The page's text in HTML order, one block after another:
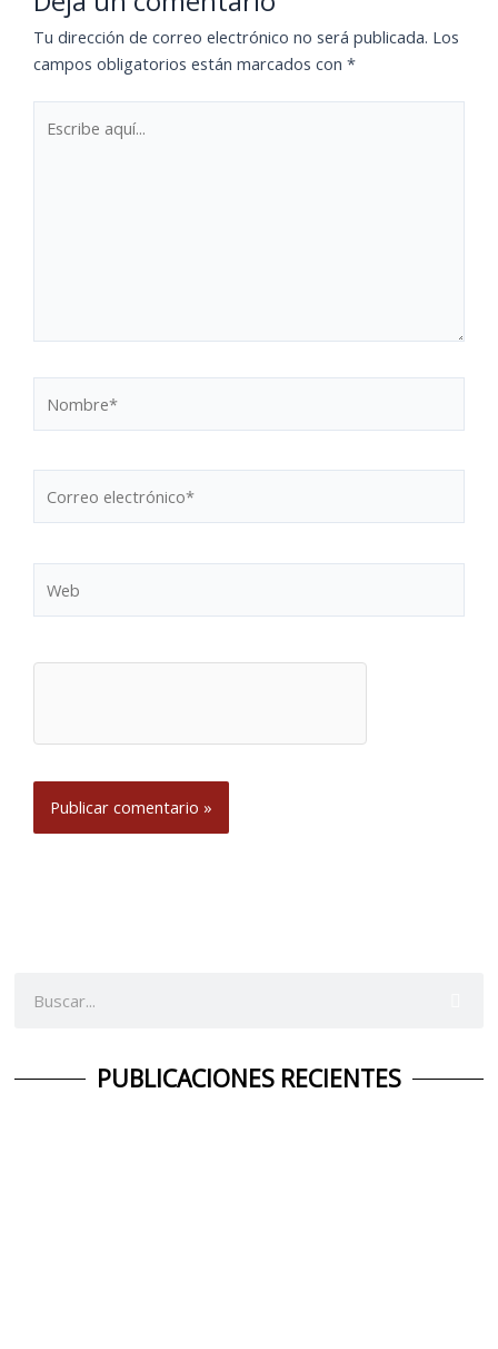
Tu dirección de correo electrónico no será publicada. Los
campos obligatorios están marcados con *
aquí...
electrónico*
PUBLICACIONES RECIENTES